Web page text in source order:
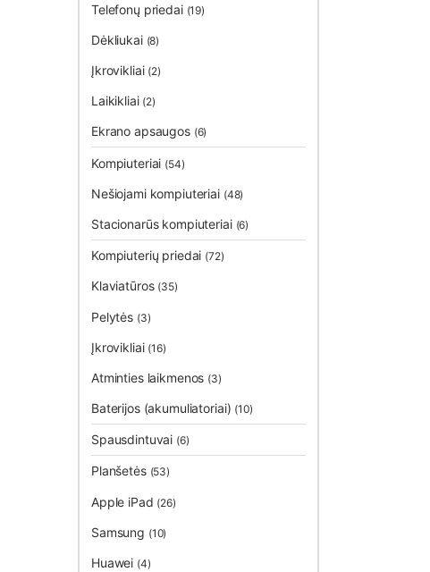
Telefonų priedai (19)
Dėkliukai (8)
Įkrovikliai (2)
Laikikliai (2)
Ekrano apsaugos (6)
Kompiuteriai (54)
Nešiojami kompiuteriai (48)
Stacionarūs kompiuteriai (6)
Kompiuterių priedai (72)
Klaviatūros (35)
Pelytės (3)
Įkrovikliai (16)
Atminties laikmenos (3)
Baterijos (akumuliatoriai) (10)
Spausdintuvai (6)
Planšetės (53)
Apple iPad (26)
Samsung (10)
Huawei (4)